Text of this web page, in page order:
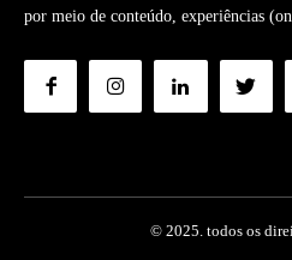
por meio de conteúdo, experiências
© 2025. todos os